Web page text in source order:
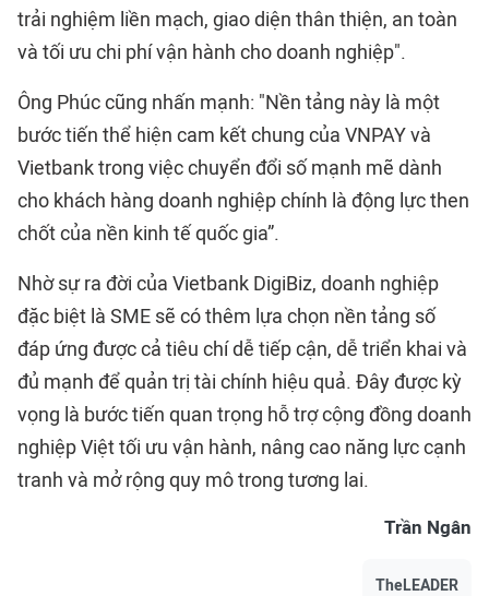
trải nghiệm liền mạch, giao diện thân thiện, an toàn
và tối ưu chi phí vận hành cho doanh nghiệp".
Ông Phúc cũng nhấn mạnh: "Nền tảng này là một
bước tiến thể hiện cam kết chung của VNPAY và
Vietbank trong việc chuyển đổi số mạnh mẽ dành
cho khách hàng doanh nghiệp chính là động lực then
chốt của nền kinh tế quốc gia”.
Nhờ sự ra đời của Vietbank DigiBiz, doanh nghiệp
đặc biệt là SME sẽ có thêm lựa chọn nền tảng số
đáp ứng được cả tiêu chí dễ tiếp cận, dễ triển khai và
đủ mạnh để quản trị tài chính hiệu quả. Đây được kỳ
vọng là bước tiến quan trọng hỗ trợ cộng đồng doanh
nghiệp Việt tối ưu vận hành, nâng cao năng lực cạnh
tranh và mở rộng quy mô trong tương lai.
Trần Ngân
TheLEADER